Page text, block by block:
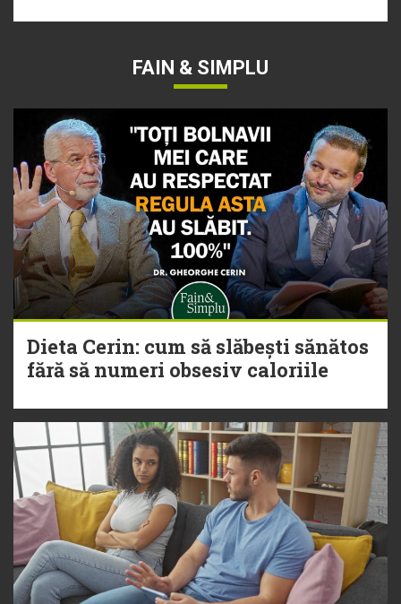
FAIN & SIMPLU
Dieta Cerin: cum să slăbești sănătos
fără să numeri obsesiv caloriile